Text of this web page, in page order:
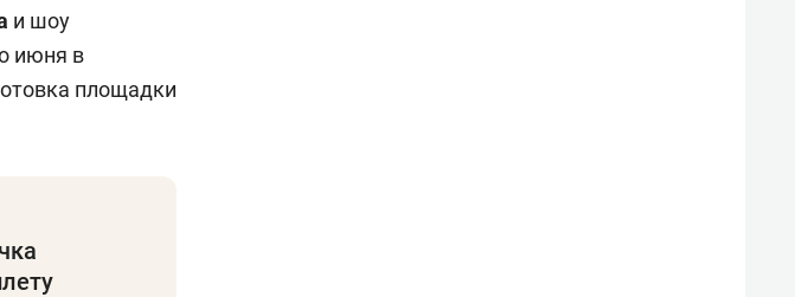
и шоу
июня в
площадки